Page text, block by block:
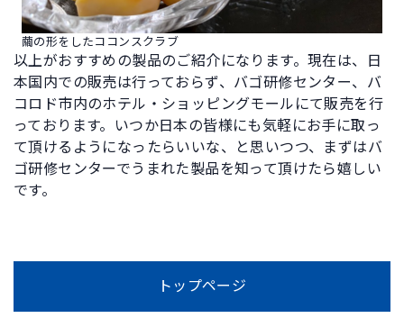
繭の形をしたココンスクラブ
以上がおすすめの製品のご紹介になります。現在は、日
本国内での販売は行っておらず、バゴ研修センター、バ
コロド市内のホテル・ショッピングモールにて販売を行
っております。いつか日本の皆様にも気軽にお手に取っ
て頂けるようになったらいいな、と思いつつ、まずはバ
ゴ研修センターでうまれた製品を知って頂けたら嬉しい
です。
トップページ